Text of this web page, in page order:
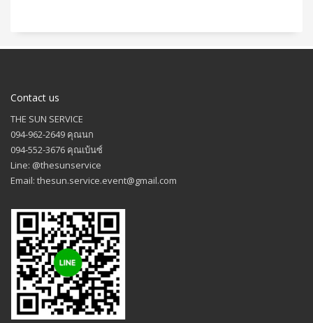
Contact us
THE SUN SERVICE
094-962-2649 คุณนก
094-552-3676 คุณเบ้นซ์
Line: @thesunservice
Email: thesun.service.event@gmail.com